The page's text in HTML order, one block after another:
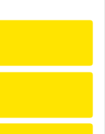
běžné,
a
vyrobeno v
více